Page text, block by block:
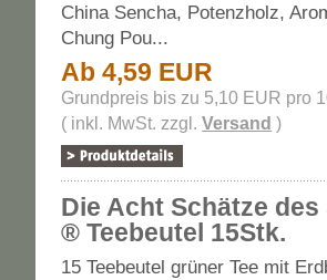
China Sencha, Potenzholz,
Chung Pou...
Ab 4,59 EUR
Grundpreis bis zu 5,10 EUR pro
( inkl. MwSt. zzgl.Versand )
Die Acht Schätze des
® Teebeutel 15Stk.
15 Teebeutel grüner Tee mit